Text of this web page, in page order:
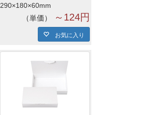
290×180×60mm
単価 ～124円
お気に入り